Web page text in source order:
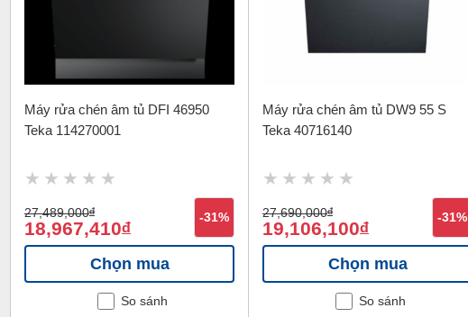
Máy rửa chén âm tủ DFI 46950
Teka 114270001
27,489,000đ
18,967,410đ
-31%
Chọn mua
So sánh
Máy rửa chén âm tủ DW9 55 S
Teka 40716140
27,690,000đ
19,106,100đ
-31%
Chọn mua
So sánh